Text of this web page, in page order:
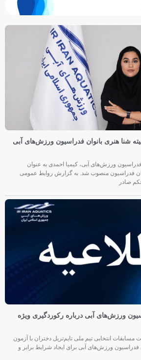
شنا هنری بانوان فدراسیون ورزش‌های آبی
ورزش‌های آبی، کیمیا احمدی به عنوان
فدراسیون منصوب شد. به گزارش روابط عمومی
صادر
ورزش‌های آبی درباره رکوردگیری ویژه
انتخابی تیم ملی تایم‌تریل دختران با آزمون
ورزش‌های آبی برای ایجاد شرایط برابر و